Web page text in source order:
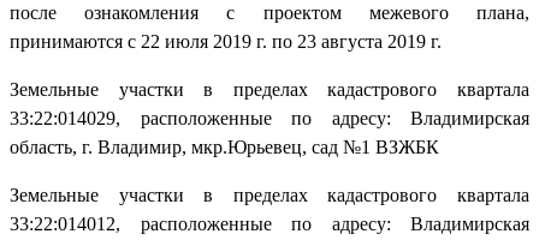
после ознакомления с проектом межевого плана,
принимаются с 22 июля 2019 г. по 23 августа 2019 г.
Земельные участки в пределах кадастрового квартала
33:22:014029, расположенные по адресу: Владимирская
область, г. Владимир, мкр.Юрьевец, сад №1 ВЗЖБК
Земельные участки в пределах кадастрового квартала
33:22:014012, расположенные по адресу: Владимирская